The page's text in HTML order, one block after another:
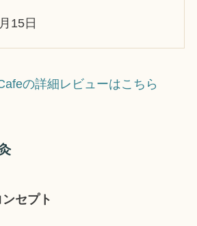
15日
の詳細レビューはこちら
セプト